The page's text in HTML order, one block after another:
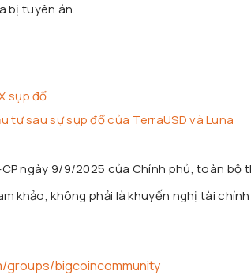
bị tuyên án.
sụp đổ
tư sau sự sụp đổ của TerraUSD và Luna
ngày 9/9/2025 của Chính phủ, toàn bộ
khảo, không phải là khuyến nghị tài
bigcoincommunity